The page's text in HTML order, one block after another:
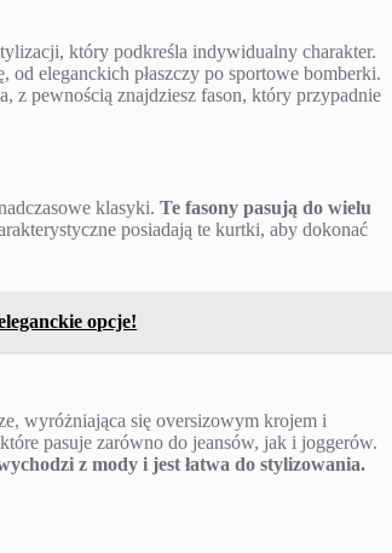
który podkreśla indywidualny charakter.
eleganckich płaszczy po sportowe bomberki.
z pewnością znajdziesz fason, który przypadnie
klasyki.Te fasony pasują do wielu
posiadają te kurtki, aby dokonać
opcje!
wyróżniająca się oversizowym krojem i
pasuje zarówno do jeansów, jak i joggerów.
z mody i jest łatwa do stylizowania.